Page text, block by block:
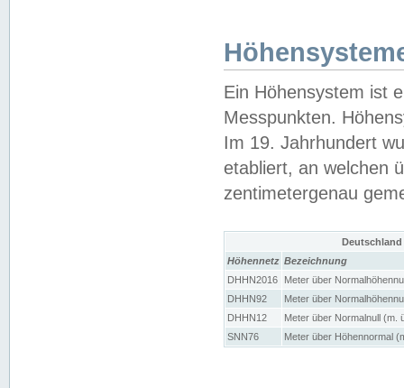
Ein Höhensystem ist
Messpunkten.
Im 19. Jahrhundert
etabliert, an welchen
zentimetergenau
Höhennetz Bezeichnung
DHHN2016
Meter über
DHHN92
Meter über
DHHN12
Meter über Normalnull (m.
SNN76
Meter über Höhennormal